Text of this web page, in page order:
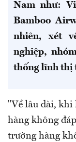
Nam như:
Bamboo
nhiên, xét
nghiệp,
thống lĩnh thị
"Về lâu dài, khi
hàng không
trường hàng